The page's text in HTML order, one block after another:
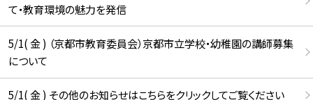
て・教育環境の魅力を発信
5/1( 金 ) （京都市教育委員会）京都市立学校・幼稚園の講師募集
について
5/1( 金 ) その他のお知らせはこちらをクリックしてご覧ください